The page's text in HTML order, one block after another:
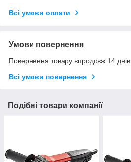
Всі умови оплати
Умови повернення
Повернення товару впродовж 14
Всі умови повернення
Подібні товари компанії